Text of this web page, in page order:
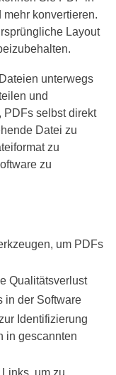
konvertieren.
Layout
unterwegs
und
PDFs selbst direkt
Datei zu
zu
zu
um PDFs
Qualitätsverlust
in der Software
Identifizierung
in gescannten
um zu